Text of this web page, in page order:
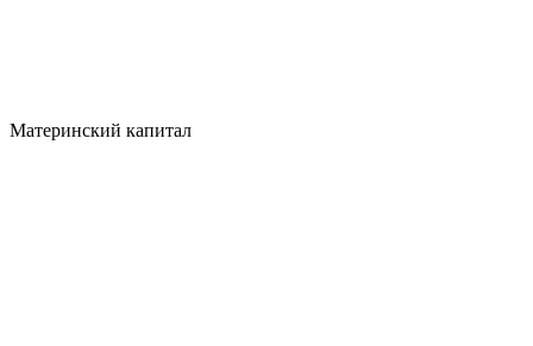
Материнский капитал